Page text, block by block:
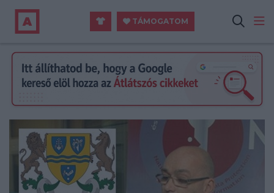
TÁMOGATOM